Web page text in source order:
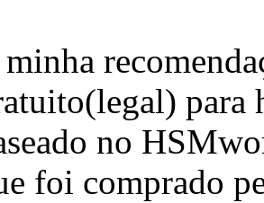
para
no
foi comprado